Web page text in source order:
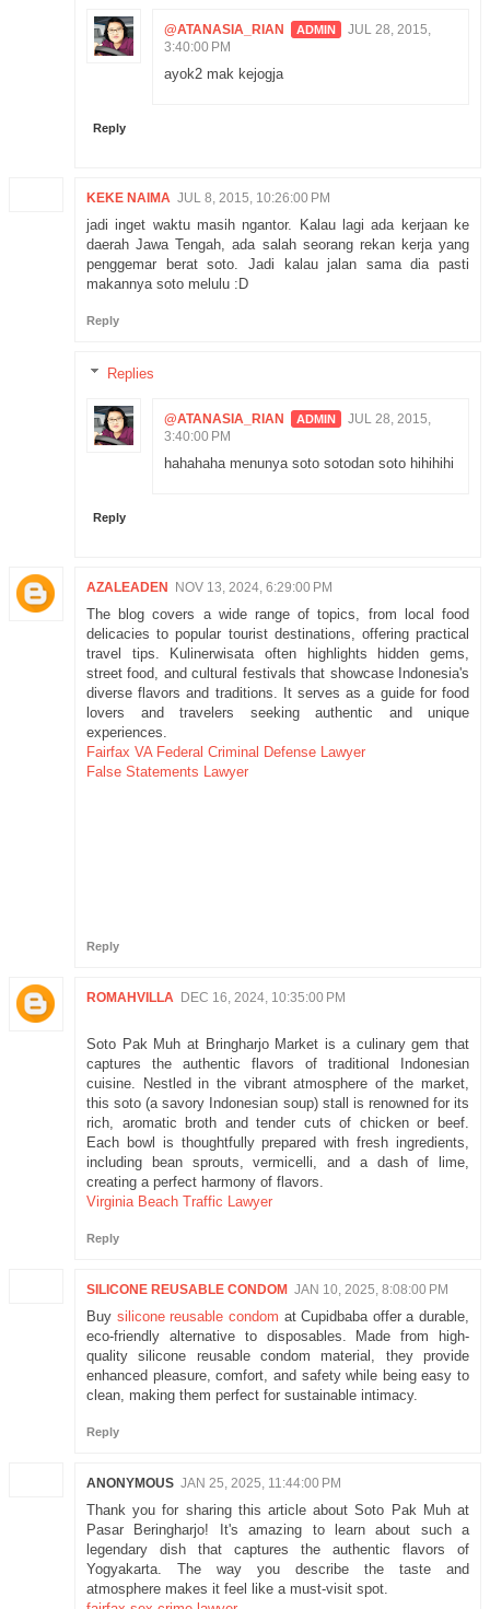
@ATANASIA_RIAN
JUL 28, 2015,
3:40:00 PM
ayok2 mak kejogja
Reply
KEKE NAIMA JUL 8, 2015, 10:26:00 PM
jadi inget waktu masih ngantor. Kalau lagi ada kerjaan ke
daerah Jawa Tengah, ada salah seorang rekan kerja yang
penggemar berat soto. Jadi kalau jalan sama dia pasti
makannya soto melulu :D
Reply
Replies
@ATANASIA_RIAN
JUL 28, 2015,
3:40:00 PM
hahahaha menunya soto sotodan soto hihihihi
Reply
AZALEADEN NOV 13, 2024, 6:29:00 PM
The blog covers a wide range of topics, from local food
delicacies to popular tourist destinations, offering practical
travel tips. Kulinerwisata often highlights hidden gems,
street food, and cultural festivals that showcase Indonesia's
diverse flavors and traditions. It serves as a guide for food
lovers and travelers seeking authentic and unique
experiences.
Fairfax VA Federal Criminal Defense Lawyer
False Statements Lawyer
Reply
ROMAHVILLA DEC 16, 2024, 10:35:00 PM
Soto Pak Muh at Bringharjo Market is a culinary gem that
captures the authentic flavors of traditional Indonesian
cuisine. Nestled in the vibrant atmosphere of the market,
this soto (a savory Indonesian soup) stall is renowned for its
rich, aromatic broth and tender cuts of chicken or beef.
Each bowl is thoughtfully prepared with fresh ingredients,
including bean sprouts, vermicelli, and a dash of lime,
creating a perfect harmony of flavors.
Virginia Beach Traffic Lawyer
Reply
SILICONE REUSABLE CONDOM JAN 10, 2025, 8:08:00 PM
Buy silicone reusable condom at Cupidbaba offer a durable,
eco-friendly alternative to disposables. Made from high-
quality silicone reusable condom material, they provide
enhanced pleasure, comfort, and safety while being easy to
clean, making them perfect for sustainable intimacy.
Reply
ANONYMOUS JAN 25, 2025, 11:44:00 PM
Thank you for sharing this article about Soto Pak Muh at
Pasar Beringharjo! It's amazing to learn about such a
legendary dish that captures the authentic flavors of
Yogyakarta. The way you describe the taste and
atmosphere makes it feel like a must-visit spot.